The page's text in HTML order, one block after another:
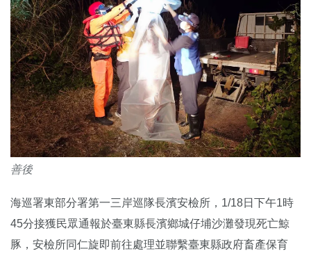
善後
海巡署東部分署第一三岸巡隊長濱安檢所，1/18日下午1時
45分接獲民眾通報於臺東縣長濱鄉城仔埔沙灘發現死亡鯨
豚，安檢所同仁旋即前往處理並聯繫臺東縣政府畜產保育